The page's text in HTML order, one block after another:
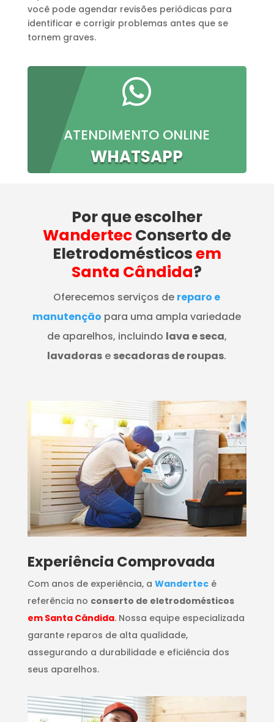
você pode agendar revisões periódicas para
identificar e corrigir problemas antes que se
tornem graves.

ATENDIMENTO ONLINE
WHATSAPP
Por que escolher
WandertecConserto de
Eletrodomésticosem
Santa Cândida?
Oferecemos serviços de reparo e
manutenção para uma ampla variedade
de aparelhos, incluindo lava e seca,
lavadoras e secadoras de roupas.
​Experiência Comprovada
Com anos de experiência, a Wandertecé
referência no conserto de eletrodomésticos
em Santa Cândida. Nossa equipe especializada
garante reparos de alta qualidade,
assegurando a durabilidade e eficiência dos
seus aparelhos.